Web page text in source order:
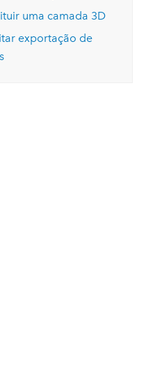
uma camada 3D
exportação de